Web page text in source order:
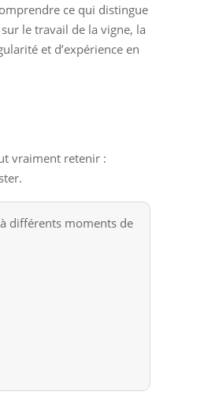
ce qui distingue
le travail de la vigne, la
et d’expérience en
vraiment retenir :
différents moments de